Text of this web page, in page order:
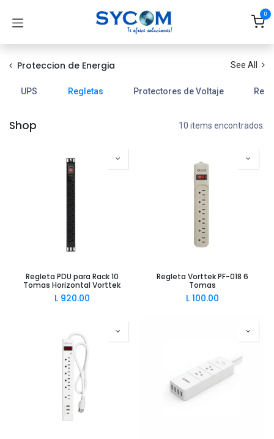
0
Proteccion de Energia See All
UPS Regletas Protectores de Voltaje
Shop 10 items encontrados.
Regleta PDU para Rack 10
Tomas Horizontal Vorttek
L 920.00
Regleta Vorttek PF-018 6
Tomas
L 100.00